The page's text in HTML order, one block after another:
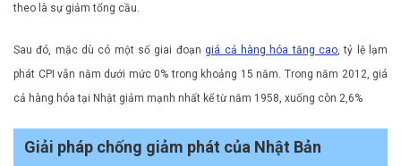
theo là sự giảm tổng cầu.
Sau đó, mặc dù có một số giai đoạn giá cả hàng hóa tăng cao, tỷ lệ lạm
phát CPI vẫn nằm dưới mức 0% trong khoảng 15 năm. Trong năm 2012, giá
cả hàng hóa tại Nhật giảm mạnh nhất kể từ năm 1958, xuống còn 2,6%
Giải pháp chống giảm phát của Nhật Bản